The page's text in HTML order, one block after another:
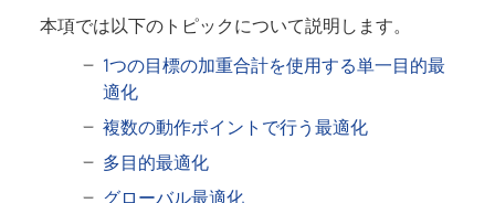
本項では以下のトピックについて説明します。
1つの目標の加重合計を使用する単一目的最
適化
複数の動作ポイントで行う最適化
多目的最適化
グローバル最適化